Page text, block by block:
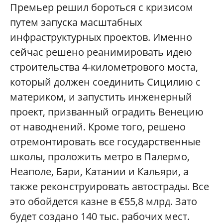
Премьер решил бороться с кризисом
путем запуска масштабных
инфраструктурных проектов. Именно
сейчас решено реанимировать идею
строительства 4-километрового моста,
который должен соединить Сицилию с
материком, и запустить инженерный
проект, призванный оградить Венецию
от наводнений. Кроме того, решено
отремонтировать все государственные
школы, проложить метро в Палермо,
Неаполе, Бари, Катании и Кальяри, а
также реконструировать автострады. Все
это обойдется казне в €55,8 млрд. Зато
будет создано 140 тыс. рабочих мест.